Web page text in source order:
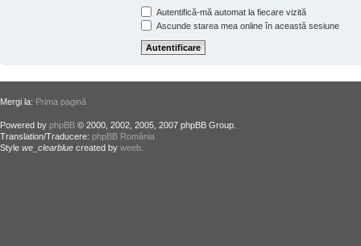
Autentifică-mă automat la fiecare vizită
Ascunde starea mea online în această sesiune
Mergi la: Prima pagină
Powered by phpBB © 2000, 2002, 2005, 2007 phpBB Group.
Translation/Traducere: phpBB România
Style we_clearblue created by weeb